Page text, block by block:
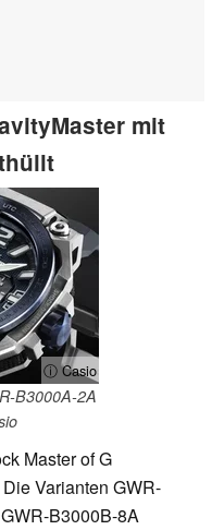
mit
ⓘ Casio
B3000A-2A
Master of G
Varianten GWR-
B3000B-8A